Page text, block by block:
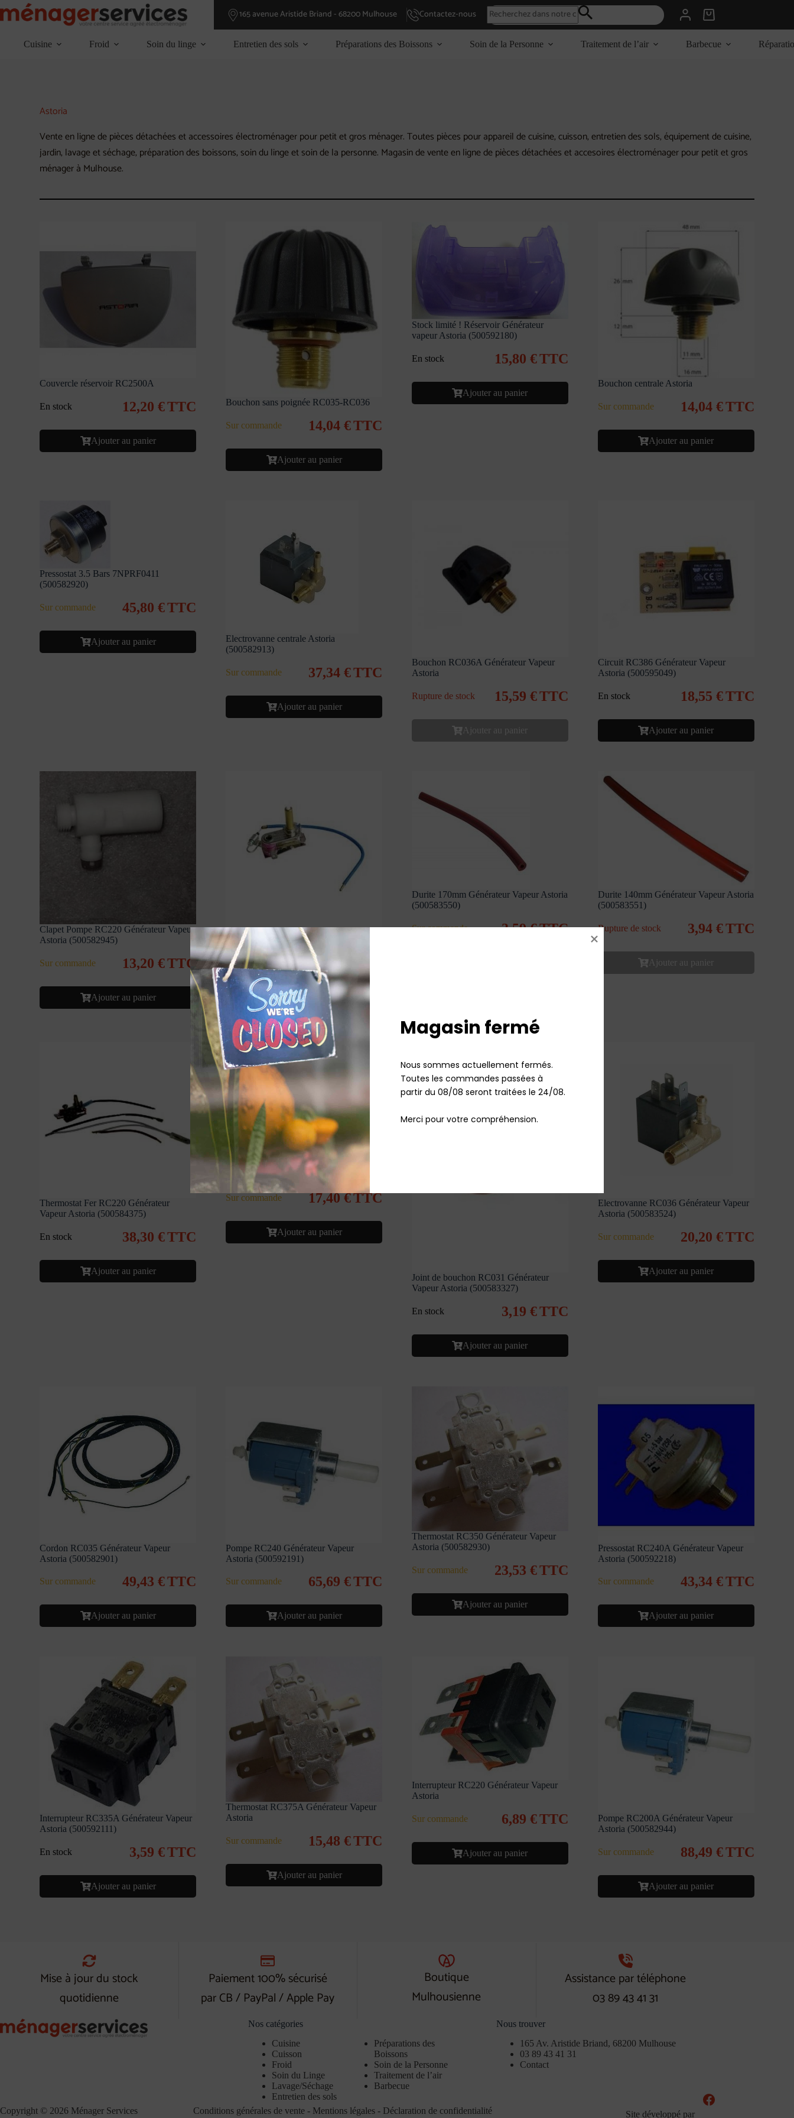
au
165 avenue Aristide Briand - 68200 Mulhouse Contactez-nous
Panier
d’achat
Cuisine
Froid Soin du linge Entretien des sols Préparations des Boissons Soin de la Personne Traitement de l’air Barbecue
Astoria
Vente en ligne de pièces détachées et accessoires électroménager pour petit et gros ménager. Toutes pièces pour appareil de cuisine, cuisson, entretien des sols, équipement de cuisine,
jardin, lavage et séchage, préparation des boissons, soin du linge et soin de la personne. Magasin de vente en ligne de pièces détachées et accesoires électroménager pour petit et gros
ménager à Mulhouse.
Couvercle réservoir RC2500A
En stock 12,20€TTC
Ajouter au panier
Bouchon sans poignée RC035-RC036
Sur commande 14,04 €TTC
Ajouter au panier
Stock limité ! Réservoir Générateur
vapeur Astoria (500592180)
En stock 15,80 €TTC
Ajouter au panier
Bouchon centrale Astoria
Sur commande 14,04 €TTC
Ajouter au panier
Pressostat 3.5 Bars 7NPRF0411
(500582920)
Sur commande 45,80€TTC
Ajouter au panier
Electrovanne centrale Astoria
(500582913)
Sur commande 37,34 €TTC
Ajouter au panier
Bouchon RC036A Générateur Vapeur
Astoria
Rupture de stock 15,59 €TTC
Ajouter au panier
Circuit RC386 Générateur Vapeur
Astoria (500595049)
En stock 18,55 €TTC
Ajouter au panier
Clapet Pompe RC220 Générateur Vapeur
Astoria (500582945)
Sur commande 13,20€TTC
Ajouter au panier
Thermostat Fer RC356 Générateur
Vapeur Astoria (500583474)
Sur commande 8,54€ TTC
Ajouter au panier
Durite 170mm Générateur Vapeur Astoria
(500583550)
Sur commande 3,59€TTC
Durite 140mm Générateur Vapeur Astoria
(500583551)
Rupture de stock 3,94 €TTC
Ajouter au panier
Thermostat Fer RC220 Générateur
Vapeur Astoria (500584375)
En stock 38,30€TTC
Ajouter au panier
Thermostat RC241 Générateur Vapeur
Astoria (500592201)
Sur commande 17,40€TTC
Ajouter au panier
Joint de bouchon RC031 Générateur
Vapeur Astoria (500583327)
En stock 3,19 €TTC
Ajouter au panier
Electrovanne RC036 Générateur Vapeur
Astoria (500583524)
Sur commande 20,20 €TTC
Ajouter au panier
Cordon RC035 Générateur Vapeur
Astoria (500582901)
Sur commande 49,43€TTC
Ajouter au panier
Pompe RC240 Générateur Vapeur
Astoria (500592191)
Sur commande 65,69 €TTC
Ajouter au panier
Thermostat RC350 Générateur Vapeur
Astoria (500582930)
Sur commande 23,53 €TTC
Ajouter au panier
Pressostat RC240A Générateur Vapeur
Astoria (500592218)
Sur commande 43,34 €TTC
Ajouter au panier
Interrupteur RC335A Générateur Vapeur
Astoria (500592111)
En stock 3,59€TTC
Ajouter au panier
Thermostat RC375A Générateur Vapeur
Astoria
Sur commande 15,48 €TTC
Ajouter au panier
Interrupteur RC220 Générateur Vapeur
Astoria
Sur commande 6,89 €TTC
Ajouter au panier
Pompe RC200A Générateur Vapeur
Astoria (500582944)
Sur commande 88,49 €TTC
Ajouter au panier
Mise à jour du stock
quotidienne
Paiement 100% sécurisé
par CB / PayPal / Apple Pay
Boutique
Mulhousienne
Assistance par téléphone
03 89 43 41 31
Nos catégories
Cuisine
Cuisson
Froid
Soin du Linge
Lavage/Séchage
Entretien des sols
Préparations des
Boissons
Soin de la Personne
Traitement de l’air
Barbecue
Nous trouver
165 Av. Aristide Briand, 68200 Mulhouse
03 89 43 41 31
Contact
Copyright © 2026 Ménager Services Conditions générales de vente - Mentions légales - Déclaration de confidentialité Site développé par
Magasin fermé
Nous sommes actuellement fermés.
Toutes les commandes passées à
partir du 08/08 seront traitées le 24/08.
Merci pour votre compréhension.